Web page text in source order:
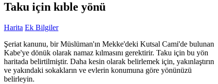
Taku için kıble yönü
Harita Ek Bilgiler
Şeriat kanunu, bir Müslüman'ın Mekke'deki Kutsal Cami'de bulunan
Kabe'ye dönük olarak namaz kılmasını gerektirir. Taku için bu yön
haritada belirtilmiştir. Daha kesin olarak belirlemek için, yakınlaştırın
ve yakındaki sokakların ve evlerin konumuna göre yönünüzü
belirleyin.